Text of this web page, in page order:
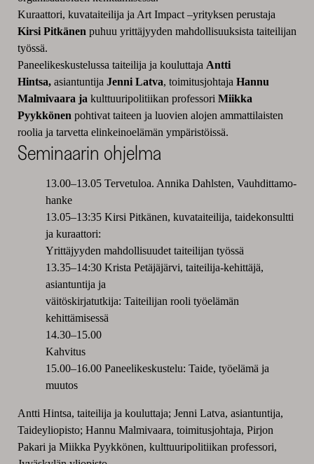
Kuraattori, kuvataiteilija ja Art Impact –yrityksen perustaja
Kirsi Pitkänen puhuu yrittäjyyden mahdollisuuksista taiteilijan
työssä.
Paneelikeskustelussa taiteilija ja kouluttaja Antti
Hintsa, asiantuntija Jenni Latva, toimitusjohtaja Hannu
Malmivaara ja kulttuuripolitiikan professori Miikka
Pyykkönen pohtivat taiteen ja luovien alojen ammattilaisten
roolia ja tarvetta elinkeinoelämän ympäristöissä.
Seminaarin ohjelma
13.00–13.05 Tervetuloa. Annika Dahlsten, Vauhdittamo-
hanke
13.05–13:35 Kirsi Pitkänen, kuvataiteilija, taidekonsultti
ja kuraattori:
Yrittäjyyden mahdollisuudet taiteilijan työssä
13.35–14:30 Krista Petäjäjärvi, taiteilija-kehittäjä,
asiantuntija ja
väitöskirjatutkija: Taiteilijan rooli työelämän
kehittämisessä
14.30–15.00
Kahvitus
15.00–16.00 Paneelikeskustelu: Taide, työelämä ja
muutos
Antti Hintsa, taiteilija ja kouluttaja; Jenni Latva, asiantuntija,
Taideyliopisto; Hannu Malmivaara, toimitusjohtaja, Pirjon
Pakari ja Miikka Pyykkönen, kulttuuripolitiikan professori,